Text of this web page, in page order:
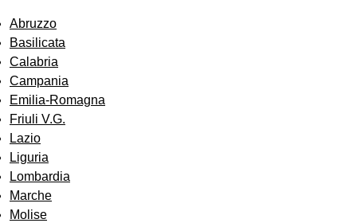
Abruzzo
Basilicata
Calabria
Campania
Emilia-Romagna
Friuli V.G.
Lazio
Liguria
Lombardia
Marche
Molise